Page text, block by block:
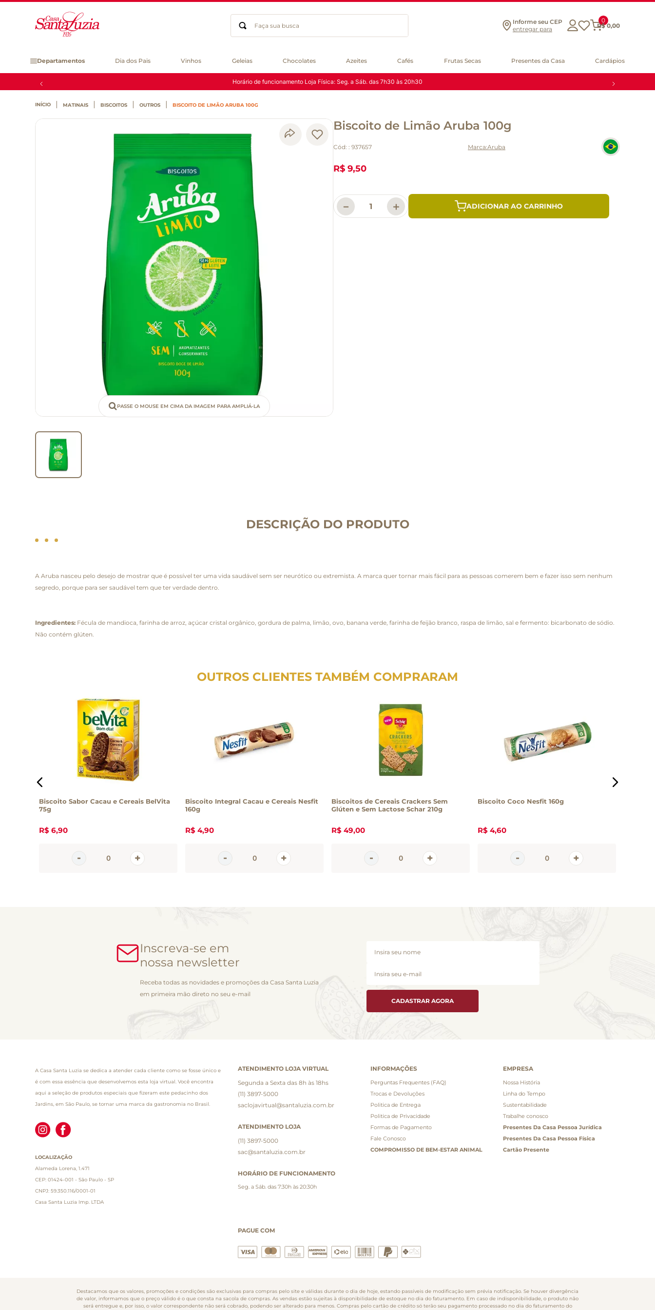
Faça sua busca
Informe seu CEP
entregar para
0
R$ 0,00
Departamentos Dia dos Pais Vinhos Geleias Chocolates Azeites Cafés Frutas Secas Presentes da Casa Cardápios
Horário de funcionamento Loja Física: Seg. a Sáb. das 7h30 às 20h30
MATINAIS BISCOITOS OUTROS BISCOITO DE LIMÃO ARUBA 100G
PASSE O MOUSE EM CIMA DA IMAGEM PARA AMPLIÁ-LA
Biscoito de Limão Aruba 100g
Cód: : 937657 Aruba
R$ 9,50
＋
－ ADICIONAR AO CARRINHO
DESCRIÇÃO DO PRODUTO
A Aruba nasceu pelo desejo de mostrar que é possível ter uma vida saudável sem ser neurótico ou extremista. A marca quer tornar mais fácil para as pessoas comerem bem e fazer isso sem nenhum
segredo, porque para ser saudável tem que ter verdade dentro.
Ingredientes: Fécula de mandioca, farinha de arroz, açúcar cristal orgânico, gordura de palma, limão, ovo, banana verde, farinha de feijão branco, raspa de limão, sal e fermento: bicarbonato de sódio.
Não contém glúten.
OUTROS CLIENTES TAMBÉM COMPRARAM
Biscoito Sabor Cacau e Cereais BelVita
75g
R$ 6,90
Biscoito Integral Cacau e Cereais Nesfit
160g
R$ 4,90
Biscoitos de Cereais Crackers Sem
Glúten e Sem Lactose Schar 210g
R$ 49,00
Biscoito Coco Nesfit 160g
R$ 4,60
Inscreva-se em
nossa newsletter
Receba todas as novidades e promoções da Casa Santa Luzia
em primeira mão direto no seu e-mail
CADASTRAR AGORA
A Casa Santa Luzia se dedica a atender cada cliente como se fosse único e
é com essa essência que desenvolvemos esta loja virtual. Você encontra
aqui a seleção de produtos especiais que fizeram este pedacinho dos
Jardins, em São Paulo, se tornar uma marca da gastronomia no Brasil.
LOCALIZAÇÃO
Alameda Lorena, 1.471
CEP: 01424-001 - São Paulo - SP
CNPJ: 59.350.116/0001-01
Casa Santa Luzia Imp. LTDA
ATENDIMENTO LOJA VIRTUAL
Segunda a Sexta das 8h às 18hs
(11) 3897-5000
saclojavirtual@santaluzia.com.br
ATENDIMENTO LOJA
(11) 3897-5000
sac@santaluzia.com.br
HORÁRIO DE FUNCIONAMENTO
Seg. a Sáb. das 7:30h às 20:30h
INFORMAÇÕES
Perguntas Frequentes (FAQ)
Trocas e Devoluções
Politica de Entrega
Politica de Privacidade
Formas de Pagamento
Fale Conosco
COMPROMISSO DE BEM-ESTAR ANIMAL
EMPRESA
Nossa História
Linha do Tempo
Sustentabilidade
Trabalhe conosco
Presentes Da Casa Pessoa Jurídica
Presentes Da Casa Pessoa Física
Cartão Presente
PAGUE COM
Destacamos que os valores, promoções e condições são exclusivas para compras pelo site e válidas durante o dia de hoje, estando passíveis de modificação sem prévia notificação. Se houver divergência
de valor, informamos que o preço válido é o que consta na sacola de compras. As vendas estão sujeitas à disponibilidade de estoque no dia do faturamento. Em caso de indisponibilidade, o produto não
será entregue e, por isso, o valor correspondente não será cobrado, podendo ser alterado para menos. Compras pelo cartão de crédito só terão seu pagamento processado no dia do faturamento do
gluten
chá
café
biscoito
cerveja
queijo
macarrão